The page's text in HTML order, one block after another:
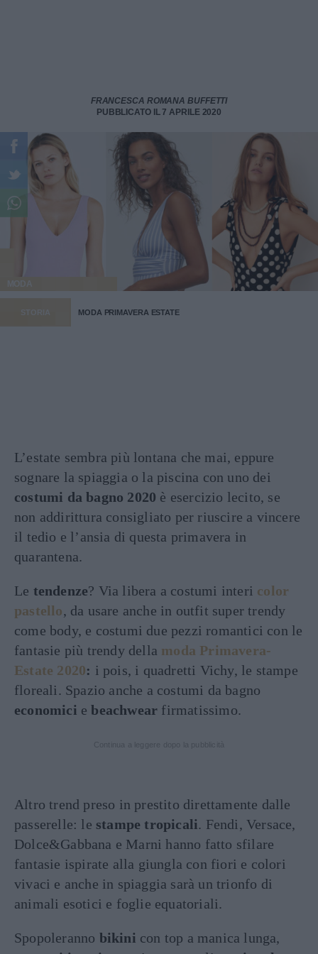
FRANCESCA ROMANA BUFFETTI
PUBBLICATO IL 7 APRILE 2020
MODA
STORIA MODA PRIMAVERA ESTATE
L’estate sembra più lontana che mai, eppure
sognare la spiaggia o la piscina con uno dei
costumi da bagno 2020 è esercizio lecito, se
non addirittura consigliato per riuscire a vincere
il tedio e l’ansia di questa primavera in
quarantena.
Le tendenze? Via libera a costumi interi color
pastello, da usare anche in outfit super trendy
come body, e costumi due pezzi romantici con le
fantasie più trendy della moda Primavera-
Estate 2020: i pois, i quadretti Vichy, le stampe
floreali. Spazio anche a costumi da bagno
economici ebeachwear firmatissimo.
Altro trend preso in prestito direttamente dalle
passerelle: le stampe tropicali. Fendi, Versace,
Dolce&Gabbana e Marni hanno fatto sfilare
fantasie ispirate alla giungla con fiori e colori
vivaci e anche in spiaggia sarà un trionfo di
animali esotici e foglie equatoriali.
Spopoleranno bikini con top a manica lunga,